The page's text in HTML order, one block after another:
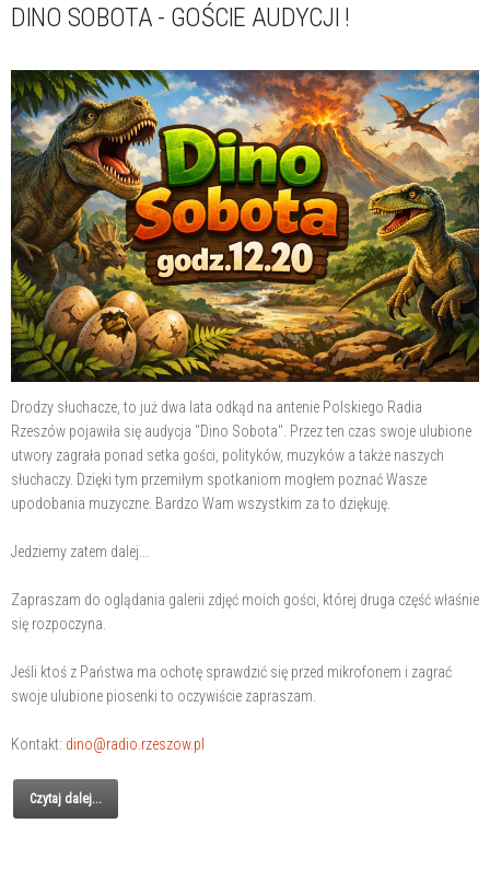
DINO SOBOTA - GOŚCIE AUDYCJI !
Drodzy słuchacze, to już dwa lata odkąd na antenie Polskiego Radia
Rzeszów pojawiła się audycja "Dino Sobota". Przez ten czas swoje ulubione
utwory zagrała ponad setka gości, polityków, muzyków a także naszych
słuchaczy. Dzięki tym przemiłym spotkaniom mogłem poznać Wasze
upodobania muzyczne. Bardzo Wam wszystkim za to dziękuję.
Jedziemy zatem dalej...
Zapraszam do oglądania galerii zdjęć moich gości, której druga część właśnie
się rozpoczyna.
Jeśli ktoś z Państwa ma ochotę sprawdzić się przed mikrofonem i zagrać
swoje ulubione piosenki to oczywiście zapraszam.
Kontakt: dino@radio.rzeszow.pl
Czytaj dalej...